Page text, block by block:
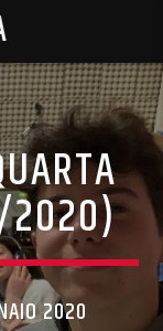
2020)
2020